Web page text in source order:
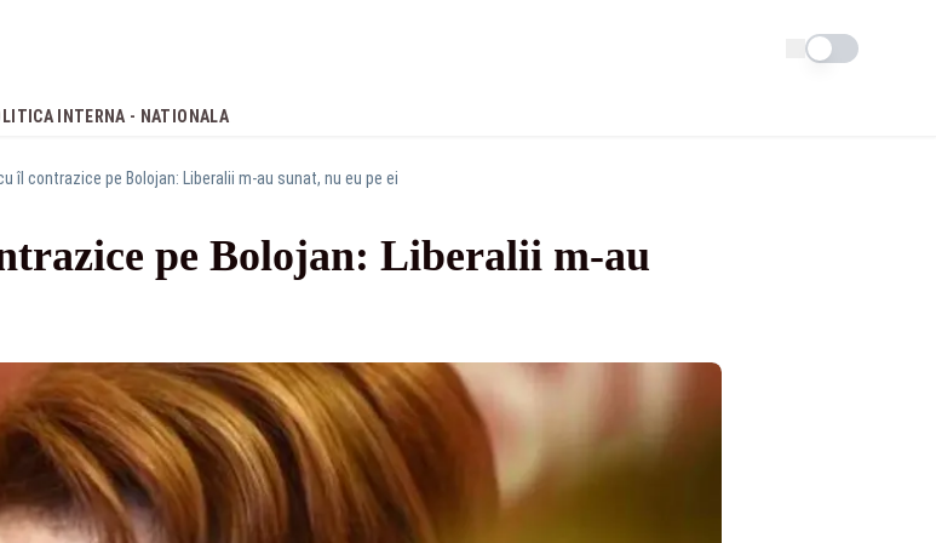
Schimba tema
INTERNA - NATIONALA
îl contrazice pe Bolojan: Liberalii m-au sunat, nu eu pe ei
pe Bolojan: Liberalii m-au